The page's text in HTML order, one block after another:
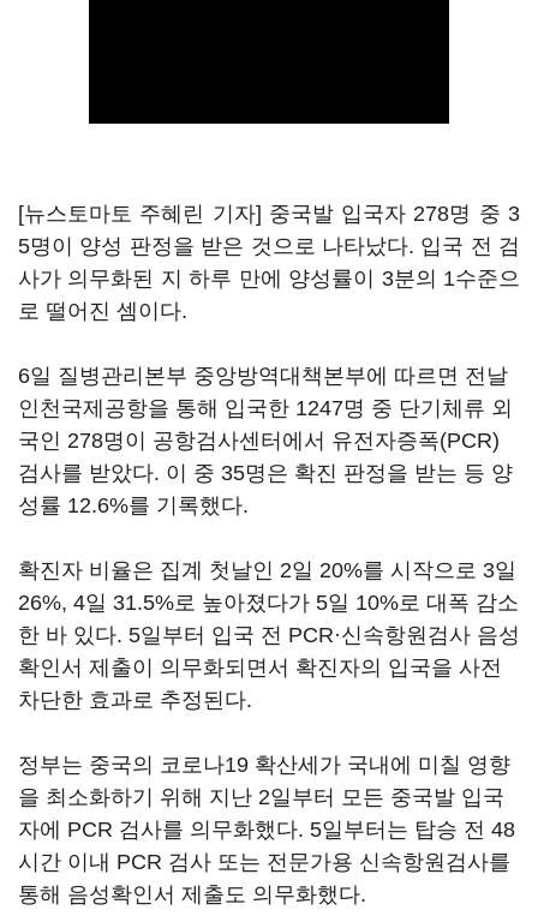
[뉴스토마토 주혜린 기자] 중국발 입국자 278명 중 3
5명이 양성 판정을 받은 것으로 나타났다. 입국 전 검
사가 의무화된 지 하루 만에 양성률이 3분의 1수준으
로 떨어진 셈이다.
6일 질병관리본부 중앙방역대책본부에 따르면 전날
인천국제공항을 통해 입국한 1247명 중 단기체류 외
국인 278명이 공항검사센터에서 유전자증폭(PCR)
검사를 받았다. 이 중 35명은 확진 판정을 받는 등 양
성률 12.6%를 기록했다.
확진자 비율은 집계 첫날인 2일 20%를 시작으로 3일
26%, 4일 31.5%로 높아졌다가 5일 10%로 대폭 감소
한 바 있다. 5일부터 입국 전 PCR·신속항원검사 음성
확인서 제출이 의무화되면서 확진자의 입국을 사전
차단한 효과로 추정된다.
정부는 중국의 코로나19 확산세가 국내에 미칠 영향
을 최소화하기 위해 지난 2일부터 모든 중국발 입국
자에 PCR 검사를 의무화했다. 5일부터는 탑승 전 48
시간 이내 PCR 검사 또는 전문가용 신속항원검사를
통해 음성확인서 제출도 의무화했다.